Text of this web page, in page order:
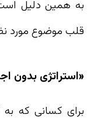
به همین دلیل
قلب موضوع مورد
«استراتژی بدون
برای کسانی که